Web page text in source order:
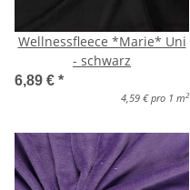
Wellnessfleece *Marie* Uni
- schwarz
6,89 € *
4,59 € pro 1 m 2